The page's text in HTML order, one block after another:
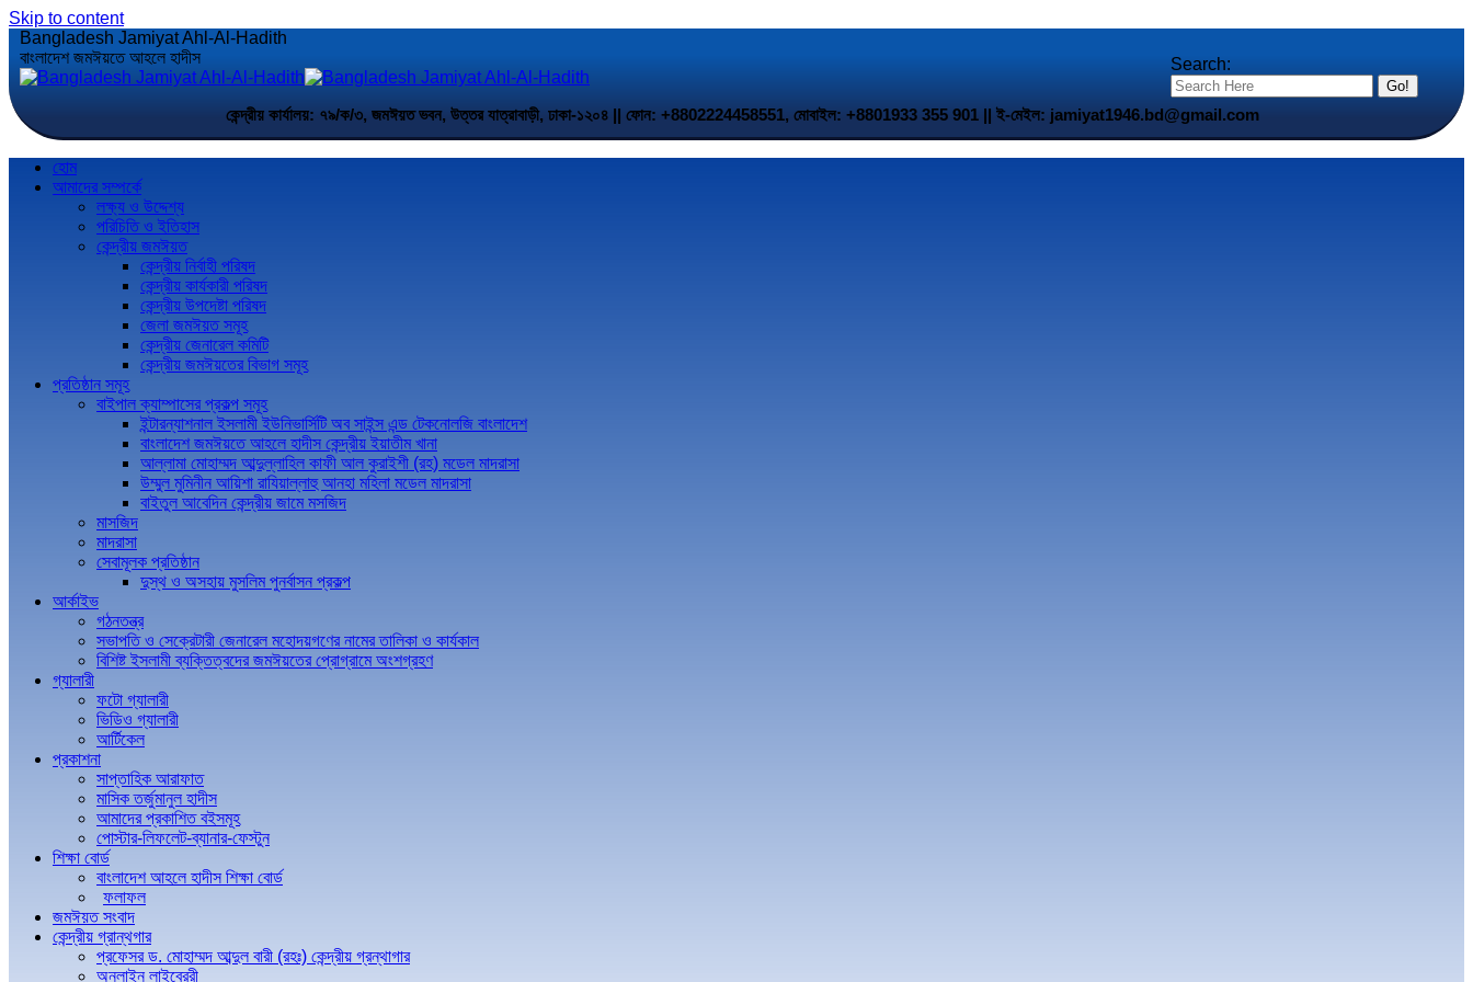
Skip to content
Search:
Bangladesh Jamiyat Ahl-Al-Hadith
বাংলাদেশ জমঈয়তে আহলে হাদীস
কেন্দ্রীয় কার্যালয়: ৭৯/ক/৩, জমঈয়ত ভবন, উত্তর যাত্রাবাড়ী, ঢাকা-১২০৪ || ফোন: +8802224458551, মোবাইল: +8801933 355 901 || ই-মেইল: jamiyat1946.bd@gmail.com
হোম
আমাদের সম্পর্কে
লক্ষ্য ও উদ্দেশ্য
পরিচিতি ও ইতিহাস
কেন্দ্রীয় জমঈয়ত
কেন্দ্রীয় নির্বাহী পরিষদ
কেন্দ্রীয় কার্যকারী পরিষদ
কেন্দ্রীয় উপদেষ্টা পরিষদ
জেলা জমঈয়ত সমূহ
কেন্দ্রীয় জেনারেল কমিটি
কেন্দ্রীয় জমঈয়তের বিভাগ সমূহ
প্রতিষ্ঠান সমূহ
বাইপাল ক্যাম্পাসের প্রকল্প সমূহ
ইন্টারন্যাশনাল ইসলামী ইউনিভার্সিটি অব সাইন্স এন্ড টেকনোলজি বাংলাদেশ
বাংলাদেশ জমঈয়তে আহলে হাদীস কেন্দ্রীয় ইয়াতীম খানা
আল্লামা মোহাম্মদ আব্দুল্লাহিল কাফী আল কুরাইশী (রহ) মডেল মাদরাসা
উম্মুল মুমিনীন আয়িশা রাযিয়াল্লাহু আনহা মহিলা মডেল মাদরাসা
বাইতুল আবেদিন কেন্দ্রীয় জামে মসজিদ
মাসজিদ
মাদরাসা
সেবামূলক প্রতিষ্ঠান
দুস্থ ও অসহায় মুসলিম পুনর্বাসন প্রকল্প
আর্কাইভ
গঠনতন্ত্র
সভাপতি ও সেক্রেটারী জেনারেল মহোদয়গণের নামের তালিকা ও কার্যকাল
বিশিষ্ট ইসলামী ব্যক্তিত্বদের জমঈয়তের প্রোগ্রামে অংশগ্রহণ
গ্যালারী
ফটো গ্যালারী
ভিডিও গ্যালারী
আর্টিকেল
প্রকাশনা
সাপ্তাহিক আরাফাত
মাসিক তর্জুমানুল হাদীস
আমাদের প্রকাশিত বইসমূহ
পোস্টার-লিফলেট-ব্যানার-ফেস্টুন
শিক্ষা বোর্ড
বাংলাদেশ আহলে হাদীস শিক্ষা বোর্ড
ফলাফল
জমঈয়ত সংবাদ
কেন্দ্রীয় গ্রান্থগার
প্রফেসর ড. মোহাম্মদ আব্দুল বারী (রহঃ) কেন্দ্রীয় গ্রন্থাগার
অনলাইন লাইব্রেরী